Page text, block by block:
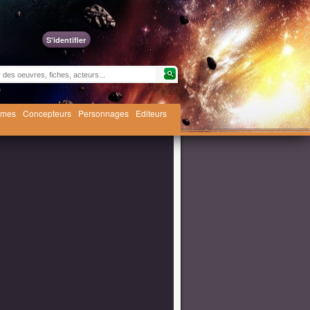
S'identifier
Concepteurs Personnages
Editeurs